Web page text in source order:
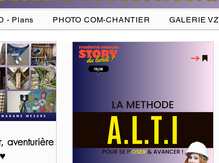
- Plans PHOTO COM-CHANTIER GALERIE VZ
aventurière